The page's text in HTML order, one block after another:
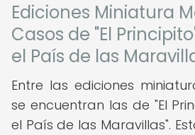
Ediciones Miniatura
Casos de "El
el País de las
Entre las ediciones
se encuentran las de "El
el País de las Maravillas".